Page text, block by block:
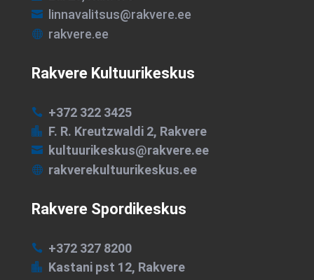
 linnavalitsus@rakvere.ee
 rakvere.ee
Rakvere Kultuurikeskus
 +372 322 3425
 F. R. Kreutzwaldi 2, Rakvere
 kultuurikeskus@rakvere.ee
 rakverekultuurikeskus.ee
Rakvere Spordikeskus
 +372 327 8200
 Kastani pst 12, Rakvere